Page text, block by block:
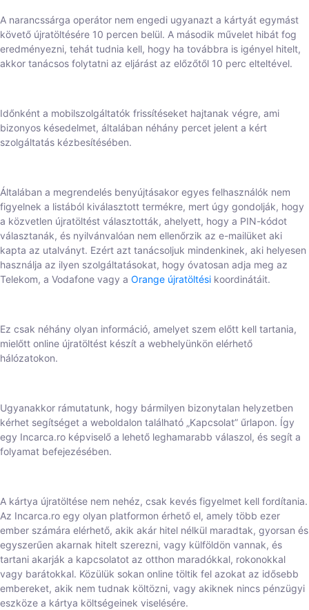
A narancssárga operátor nem engedi ugyanazt a kártyát egymást
követő újratöltésére 10 percen belül. A második művelet hibát fog
eredményezni, tehát tudnia kell, hogy ha továbbra is igényel hitelt,
akkor tanácsos folytatni az eljárást az előzőtől 10 perc elteltével.
Időnként a mobilszolgáltatók frissítéseket hajtanak végre, ami
bizonyos késedelmet, általában néhány percet jelent a kért
szolgáltatás kézbesítésében.
Általában a megrendelés benyújtásakor egyes felhasználók nem
figyelnek a listából kiválasztott termékre, mert úgy gondolják, hogy
a közvetlen újratöltést választották, ahelyett, hogy a PIN-kódot
választanák, és nyilvánvalóan nem ellenőrzik az e-mailüket aki
kapta az utalványt. Ezért azt tanácsoljuk mindenkinek, aki helyesen
használja az ilyen szolgáltatásokat, hogy óvatosan adja meg az
Telekom, a Vodafone vagy a Orange újratöltési koordinátáit.
Ez csak néhány olyan információ, amelyet szem előtt kell tartania,
mielőtt online újratöltést készít a webhelyünkön elérhető
hálózatokon.
Ugyanakkor rámutatunk, hogy bármilyen bizonytalan helyzetben
kérhet segítséget a weboldalon található „Kapcsolat” űrlapon. Így
egy Incarca.ro képviselő a lehető leghamarabb válaszol, és segít a
folyamat befejezésében.
A kártya újratöltése nem nehéz, csak kevés figyelmet kell fordítania.
Az Incarca.ro egy olyan platformon érhető el, amely több ezer
ember számára elérhető, akik akár hitel nélkül maradtak, gyorsan és
egyszerűen akarnak hitelt szerezni, vagy külföldön vannak, és
tartani akarják a kapcsolatot az otthon maradókkal, rokonokkal
vagy barátokkal. Közülük sokan online töltik fel azokat az idősebb
embereket, akik nem tudnak költözni, vagy akiknek nincs pénzügyi
eszköze a kártya költségeinek viselésére.